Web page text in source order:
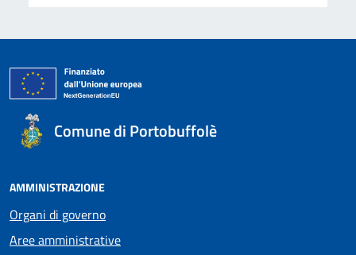
Comune di Portobuffolè
AMMINISTRAZIONE
Organi di governo
Aree amministrative